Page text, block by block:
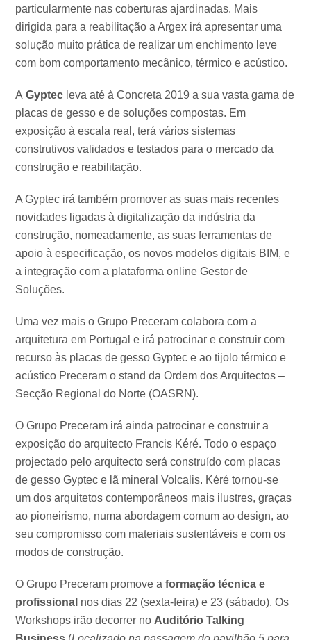
particularmente nas coberturas ajardinadas. Mais
dirigida para a reabilitação a Argex irá apresentar uma
solução muito prática de realizar um enchimento leve
com bom comportamento mecânico, térmico e acústico.
AGyptec leva até à Concreta 2019 a sua vasta gama de
placas de gesso e de soluções compostas. Em
exposição à escala real, terá vários sistemas
construtivos validados e testados para o mercado da
construção e reabilitação.
A Gyptec irá também promover as suas mais recentes
novidades ligadas à digitalização da indústria da
construção, nomeadamente, as suas ferramentas de
apoio à especificação, os novos modelos digitais BIM, e
a integração com a plataforma online Gestor de
Soluções.
Uma vez mais o Grupo Preceram colabora com a
arquitetura em Portugal e irá patrocinar e construir com
recurso às placas de gesso Gyptec e ao tijolo térmico e
acústico Preceram o stand da Ordem dos Arquitectos –
Secção Regional do Norte (OASRN).
O Grupo Preceram irá ainda patrocinar e construir a
exposição do arquitecto Francis Kéré. Todo o espaço
projectado pelo arquitecto será construído com placas
de gesso Gyptec e lã mineral Volcalis. Kéré tornou-se
um dos arquitetos contemporâneos mais ilustres, graças
ao pioneirismo, numa abordagem comum ao design, ao
seu compromisso com materiais sustentáveis e com os
modos de construção.
O Grupo Preceram promove aformação técnica e
profissional nos dias 22 (sexta-feira) e 23 (sábado). Os
Workshops irão decorrer no Auditório Talking